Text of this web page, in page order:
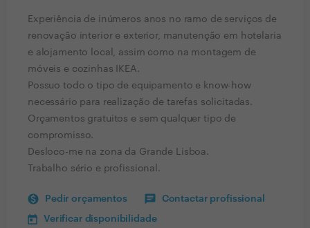
Experiência de inúmeros anos no ramo de serviços de
renovação interior e exterior, manutenção em hotelaria
e alojamento local, assim como na montagem de
móveis e cozinhas IKEA.
Possuo todo o tipo de equipamento e know-how
necessário para realização de tarefas solicitadas.
Orçamentos gratuitos e sem qualquer tipo de
compromisso.
Desloco-me na zona da Grande Lisboa.
Trabalho sério e profissional.
Pedir orçamentos Contactar profissional
Verificar disponibilidade